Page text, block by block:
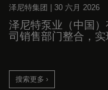
泽尼特集团 | 30 六月 2026
泽尼特泵业（中国
司销售部门整合，
搜索更多 ›